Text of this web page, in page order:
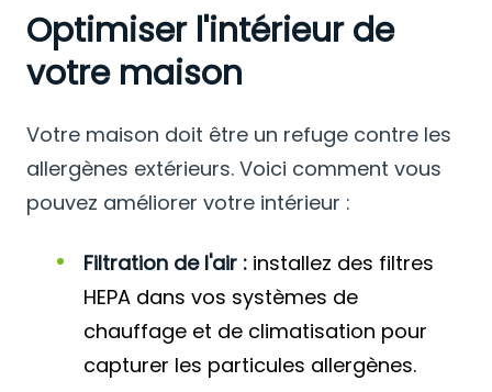
Optimiser l'intérieur de
votre maison
Votre maison doit être un refuge contre les
allergènes extérieurs. Voici comment vous
pouvez améliorer votre intérieur :
Filtration de l'air : installez des filtres
HEPA dans vos systèmes de
chauffage et de climatisation pour
capturer les particules allergènes.